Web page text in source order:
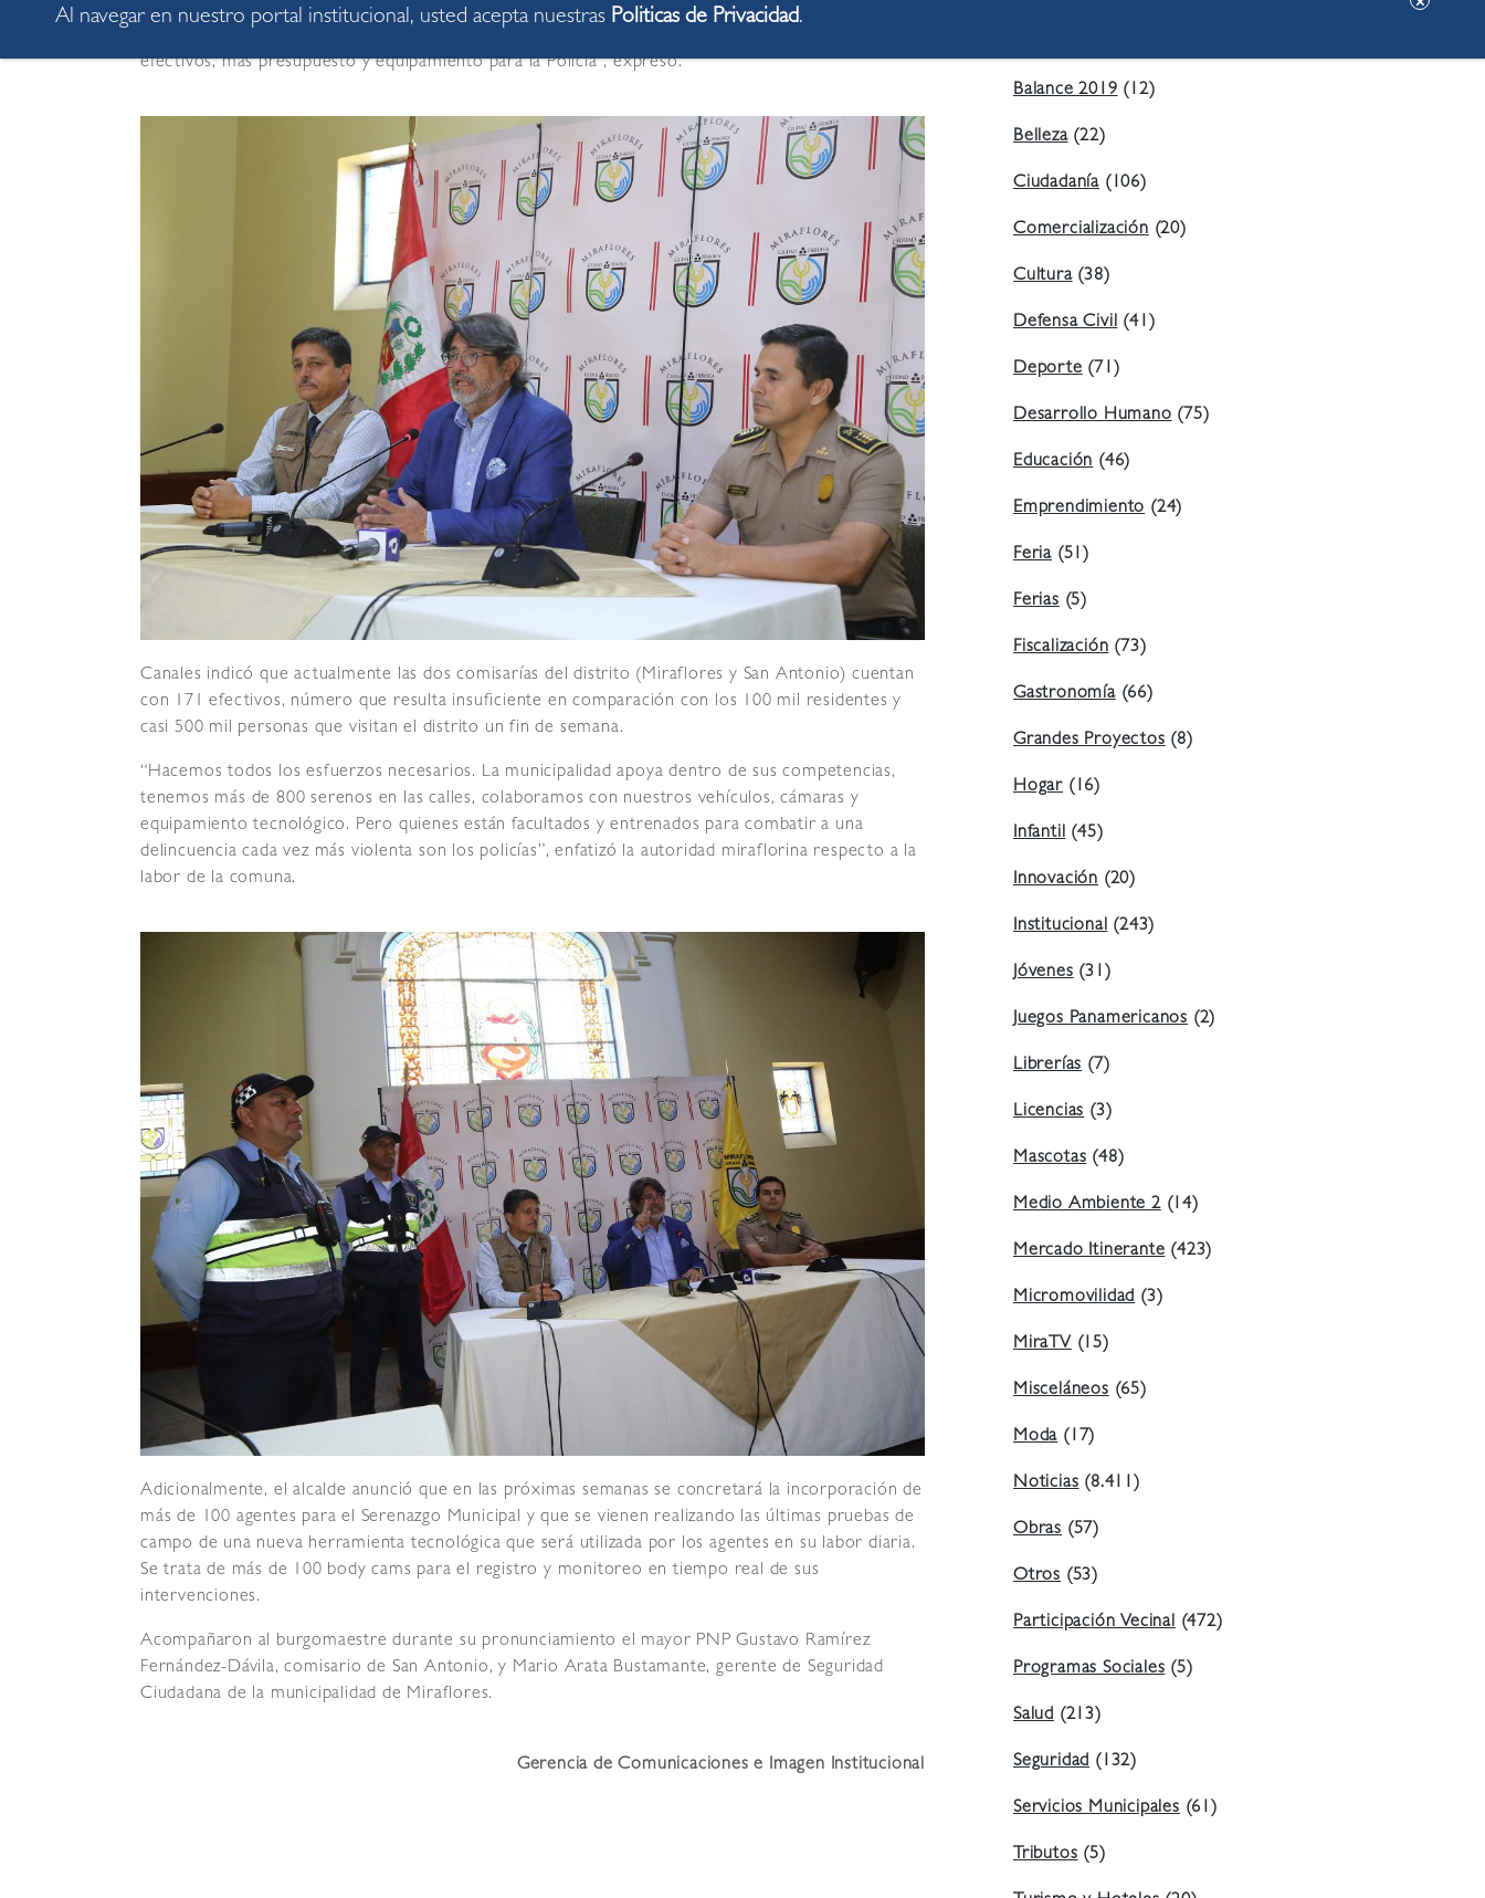
presidenta de la República y los ministerios responsables asuman la implementación de una política
efectivos, más presupuesto y equipamiento para la Policía”, expresó.
Canales indicó que actualmente las dos comisarías del distrito (Miraflores y San Antonio) cuentan
con 171 efectivos, número que resulta insuficiente en comparación con los 100 mil residentes y
casi 500 mil personas que visitan el distrito un fin de semana.
“Hacemos todos los esfuerzos necesarios. La municipalidad apoya dentro de sus competencias,
tenemos más de 800 serenos en las calles, colaboramos con nuestros vehículos, cámaras y
equipamiento tecnológico. Pero quienes están facultados y entrenados para combatir a una
delincuencia cada vez más violenta son los policías”, enfatizó la autoridad miraflorina respecto a la
labor de la comuna.
Adicionalmente, el alcalde anunció que en las próximas semanas se concretará la incorporación de
más de 100 agentes para el Serenazgo Municipal y que se vienen realizando las últimas pruebas de
campo de una nueva herramienta tecnológica que será utilizada por los agentes en su labor diaria.
Se trata de más de 100 body cams para el registro y monitoreo en tiempo real de sus
intervenciones.
Acompañaron al burgomaestre durante su pronunciamiento el mayor PNP Gustavo Ramírez
Fernández-Dávila, comisario de San Antonio, y Mario Arata Bustamante, gerente de Seguridad
Ciudadana de la municipalidad de Miraflores.
Gerencia de Comunicaciones e Imagen Institucional
Balance 2019(12)
Belleza(22)
Ciudadanía (106)
Comercialización(20)
Cultura(38)
Defensa Civil(41)
Deporte(71)
Desarrollo Humano(75)
Educación(46)
Emprendimiento(24)
Feria (51)
Ferias(5)
Fiscalización(73)
Gastronomía(66)
Grandes Proyectos(8)
Hogar (16)
Infantil(45)
Innovación (20)
Institucional(243)
Jóvenes(31)
Juegos Panamericanos (2)
Librerías(7)
Licencias(3)
Mascotas(48)
Medio Ambiente 2(14)
Mercado Itinerante(423)
Micromovilidad(3)
MiraTV(15)
Misceláneos(65)
Moda(17)
Noticias(8.411)
Obras (57)
Otros (53)
Participación Vecinal(472)
Programas Sociales(5)
Salud (213)
Seguridad(132)
Servicios Municipales(61)
Tributos(5)
Al navegar en nuestro portal institucional, usted acepta nuestras Politicas de Privacidad.